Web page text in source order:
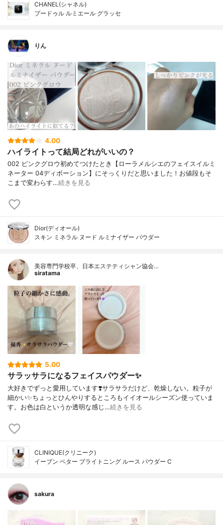
CHANEL(シャネル)
プードゥル ルミエール グラッセ
りん
4.00
ハイライトって結局どれがいいの？
002 ピンクグロウ初めてつけたとき【ローラメルシエのフェイスイルミ
ネーター 04ディボーション】にそっくりだと思いました！お値段もそ
こまで変わらす…続きを見る
Dior(ディオール)
スキン ミネラル ヌード ルミナイザー パウダー
美容専門学校卒、日本エステティシャン協会…
siratama
5.00
サラッサラになるフェイスパウダー✨
大好きでずっと愛用しています❣️サラサラだけど、乾燥しない。粒子が
細かい✨ちょっとひんやりするところもイイオールシーズン使っていま
す。お色は白というか透明な感じ…続きを見る
CLINIQUE(クリニーク)
イーブン ベター ブライトニング ルース パウダー C
sakura